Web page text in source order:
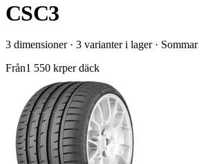
CSC3
3 dimensioner· 3 varianter i lager· Sommar
Från1 550 krper däck